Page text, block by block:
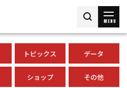
MENU
トピックス データ
ショップ その他